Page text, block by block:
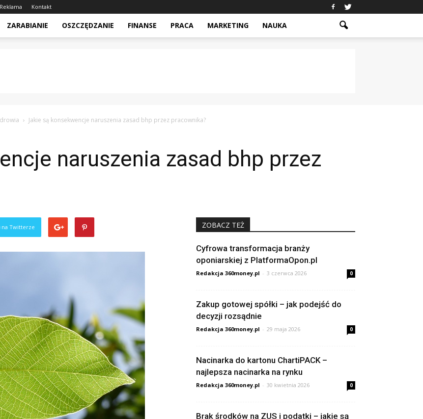
Reklama Kontakt
ZARABIANIE OSZCZĘDZANIE FINANSE PRACA MARKETING NAUKA
Jakie są konsekwencje naruszenia zasad bhp przez pracownika?
naruszenia zasad bhp przez
na Twitterze ZOBACZ TEŻ
Cyfrowa transformacja branży
oponiarskiej z PlatformaOpon.pl
Redakcja 360money.pl - 3 czerwca 2026 0
Zakup gotowej spółki – jak podejść do
decyzji rozsądnie
Redakcja 360money.pl - 29 maja 2026 0
Nacinarka do kartonu ChartiPACK –
najlepsza nacinarka na rynku
Redakcja 360money.pl - 30 kwietnia 2026 0
Brak środków na ZUS i podatki – jakie są